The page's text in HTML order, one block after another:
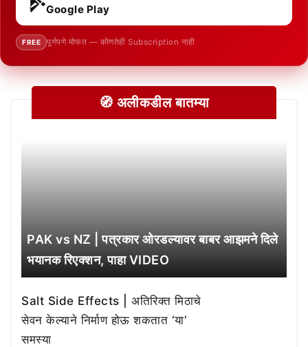
Google Play
FREE पूर्णपणे मोफत — कोणतेही Subscription नाही
🧭 अलीकडील बातम्या
PAK vs NZ | पत्रकार ओरडल्यावर बाबर आझमने दिले
भयानक रिएक्शन, पाहा VIDEO
Salt Side Effects | अतिरिक्त मिठाचे
सेवन केल्याने निर्माण होऊ शकतात ‘या’
समस्या